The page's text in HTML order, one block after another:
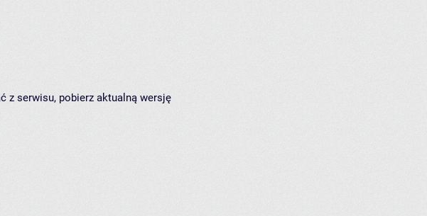
z serwisu, pobierz aktualną wersję